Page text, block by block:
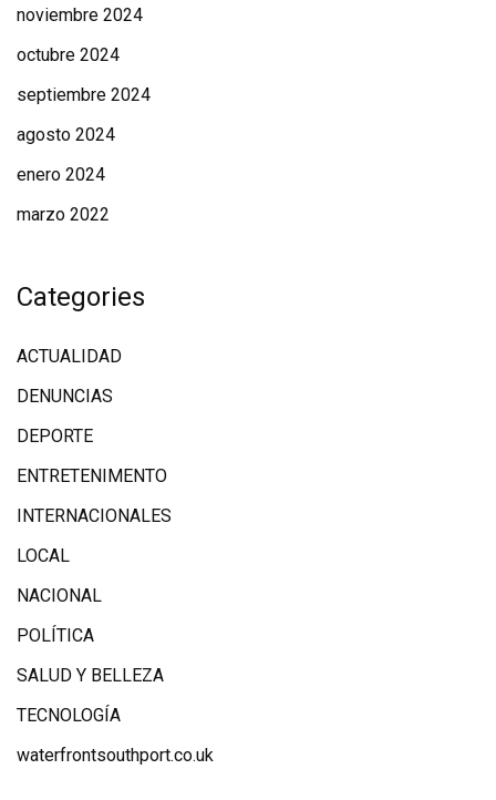
noviembre 2024
octubre 2024
septiembre 2024
agosto 2024
enero 2024
marzo 2022
Categories
ACTUALIDAD
DENUNCIAS
DEPORTE
ENTRETENIMENTO
INTERNACIONALES
LOCAL
NACIONAL
POLÍTICA
SALUD Y BELLEZA
TECNOLOGÍA
waterfrontsouthport.co.uk